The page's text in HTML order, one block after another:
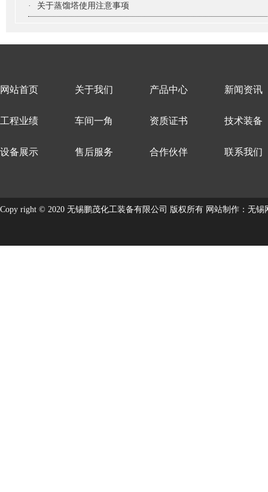
· 关于蒸馏塔使用注意事项
网站首页 关于我们 产品中心 新闻资讯
工程业绩 车间一角 资质证书 技术装备
设备展示 售后服务 合作伙伴 联系我们
Copy right © 2020 无锡鹏茂化工装备有限公司 版权所有 网站制作 ： 无锡